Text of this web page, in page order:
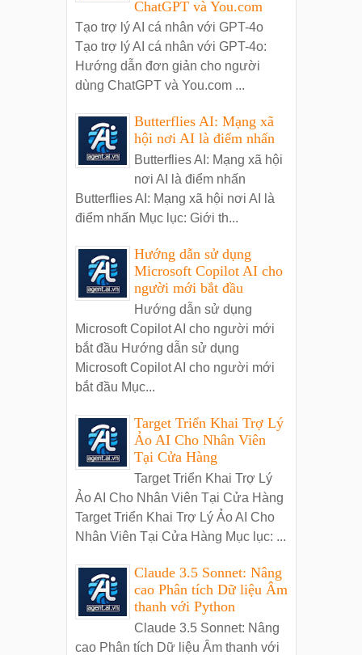
ChatGPT và You.com
Tạo trợ lý AI cá nhân với GPT-4o
Tạo trợ lý AI cá nhân với GPT-4o:
Hướng dẫn đơn giản cho người
dùng ChatGPT và You.com ...
Butterflies AI: Mạng xã
hội nơi AI là điểm nhấn
Butterflies AI: Mạng xã hội
nơi AI là điểm nhấn
Butterflies AI: Mạng xã hội nơi AI là
điểm nhấn Mục lục: Giới th...
Hướng dẫn sử dụng
Microsoft Copilot AI cho
người mới bắt đầu
Hướng dẫn sử dụng
Microsoft Copilot AI cho người mới
bắt đầu Hướng dẫn sử dụng
Microsoft Copilot AI cho người mới
bắt đầu Mục...
Target Triển Khai Trợ Lý
Ảo AI Cho Nhân Viên
Tại Cửa Hàng
Target Triển Khai Trợ Lý
Ảo AI Cho Nhân Viên Tại Cửa Hàng
Target Triển Khai Trợ Lý Ảo AI Cho
Nhân Viên Tại Cửa Hàng Mục lục: ...
Claude 3.5 Sonnet: Nâng
cao Phân tích Dữ liệu Âm
thanh với Python
Claude 3.5 Sonnet: Nâng
cao Phân tích Dữ liệu Âm thanh với